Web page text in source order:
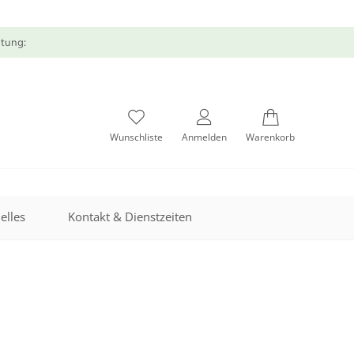
Wunschliste Anmelden Warenkorb
Kontakt & Dienstzeiten